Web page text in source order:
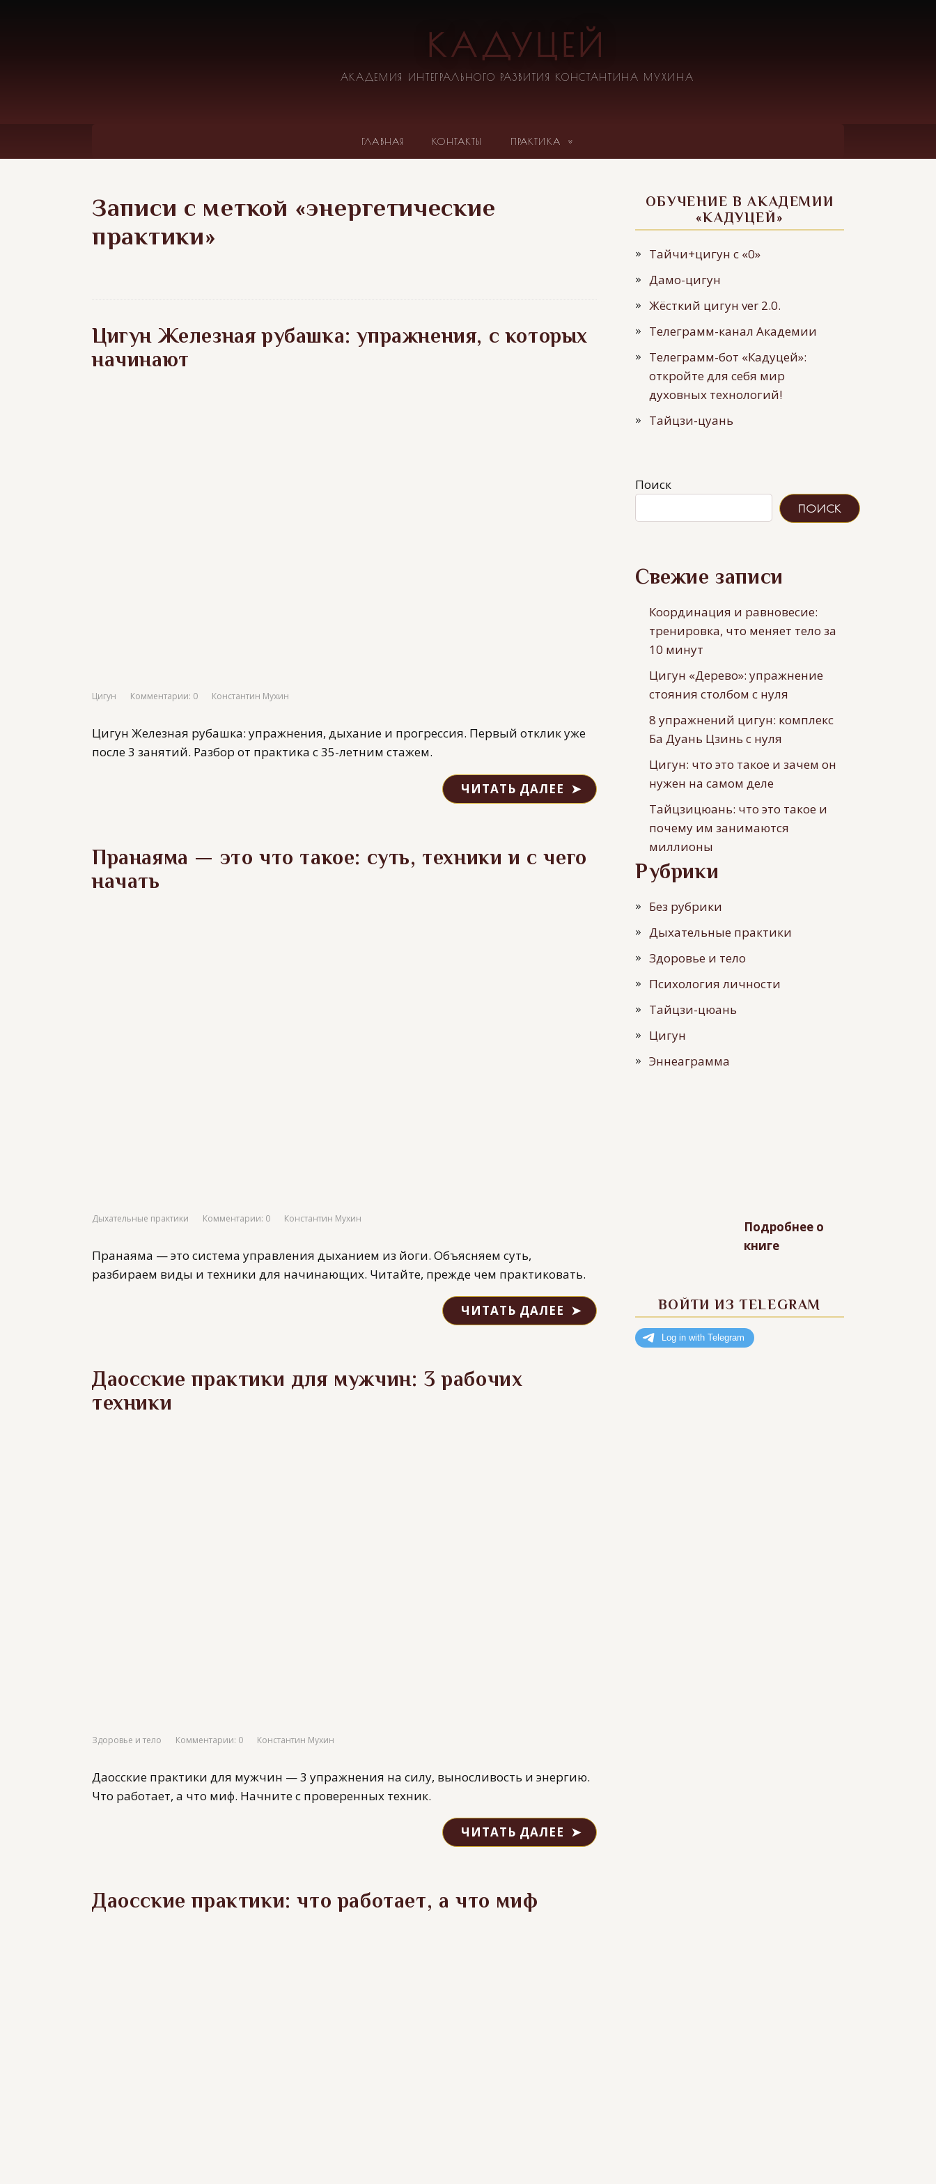
КАДУЦЕЙ
АКАДЕМИЯ ИНТЕГРАЛЬНОГО РАЗВИТИЯ КОНСТАНТИНА МУХИНА
ГЛАВНАЯ КОНТАКТЫ ПРАКТИКА
Записи с меткой «энергетические
практики»
Цигун Железная рубашка: упражнения, с которых
начинают
Цигун Комментарии: 0 Константин Мухин
Цигун Железная рубашка: упражнения, дыхание и прогрессия. Первый отклик уже
после 3 занятий. Разбор от практика с 35-летним стажем.
ЧИТАТЬ ДАЛЕЕ
Пранаяма — это что такое: суть, техники и с чего
начать
Дыхательные практики Комментарии: 0 Константин Мухин
Пранаяма — это система управления дыханием из йоги. Объясняем суть,
разбираем виды и техники для начинающих. Читайте, прежде чем практиковать.
ЧИТАТЬ ДАЛЕЕ
Даосские практики для мужчин: 3 рабочих
техники
Здоровье и тело Комментарии: 0 Константин Мухин
Даосские практики для мужчин — 3 упражнения на силу, выносливость и энергию.
Что работает, а что миф. Начните с проверенных техник.
ЧИТАТЬ ДАЛЕЕ
Даосские практики: что работает, а что миф
ОБУЧЕНИЕ В АКАДЕМИИ
«КАДУЦЕЙ»
Тайчи+цигун с «0»
Дамо-цигун
Жёсткий цигун ver 2.0.
Телеграмм-канал Академии
Телеграмм-бот «Кадуцей»:
откройте для себя мир
духовных технологий!
Тайцзи-цуань
Поиск
ПОИСК
Свежие записи
Координация и равновесие:
тренировка, что меняет тело за
10 минут
Цигун «Дерево»: упражнение
стояния столбом с нуля
8 упражнений цигун: комплекс
Ба Дуань Цзинь с нуля
Цигун: что это такое и зачем он
нужен на самом деле
Тайцзицюань: что это такое и
почему им занимаются
миллионы
Рубрики
Без рубрики
Дыхательные практики
Здоровье и тело
Психология личности
Тайцзи-цюань
Цигун
Эннеаграмма
Подробнее о
книге
ВОЙТИ ИЗ TELEGRAM